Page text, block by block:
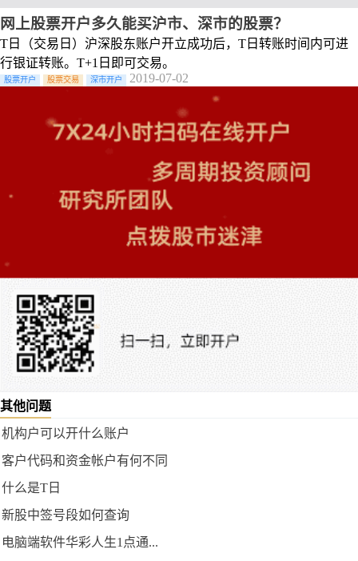
网上股票开户多久能买沪市、深市的股票？
T日（交易日）沪深股东账户开立成功后，T日转账时间内可进
行银证转账。T+1日即可交易。
股票开户 股票交易 深市开户 2019-07-02
其他问题
机构户可以开什么账户
客户代码和资金帐户有何不同
什么是T日
新股中签号段如何查询
电脑端软件华彩人生1点通...